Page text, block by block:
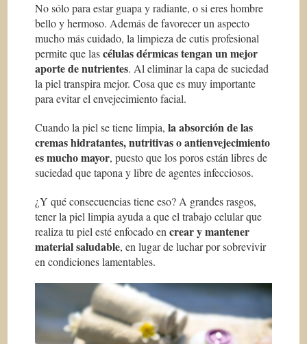
No sólo para estar guapa y radiante, o si eres hombre
bello y hermoso. Además de favorecer un aspecto
mucho más cuidado, la limpieza de cutis profesional
permite que lascélulas dérmicas tengan un mejor
aporte de nutrientes. Al eliminar la capa de suciedad
la piel transpira mejor. Cosa que es muy importante
para evitar el envejecimiento facial.
Cuando la piel se tiene limpia,la absorción de las
cremas hidratantes, nutritivas o antienvejecimiento
es mucho mayor, puesto que los poros están libres de
suciedad que tapona y libre de agentes infecciosos.
¿Y qué consecuencias tiene eso? A grandes rasgos,
tener la piel limpia ayuda a que el trabajo celular que
realiza tu piel esté enfocado encrear y mantener
material saludable, en lugar de luchar por sobrevivir
en condiciones lamentables.